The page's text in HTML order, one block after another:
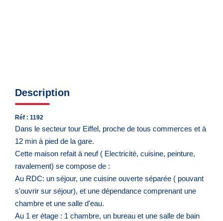
Description
Réf : 1192
Dans le secteur tour Eiffel, proche de tous commerces et à
12 min à pied de la gare.
Cette maison refait à neuf ( Electricité, cuisine, peinture,
ravalement) se compose de :
Au RDC: un séjour, une cuisine ouverte séparée ( pouvant
s'ouvrir sur séjour), et une dépendance comprenant une
chambre et une salle d'eau.
Au 1 er étage : 1 chambre, un bureau et une salle de bain